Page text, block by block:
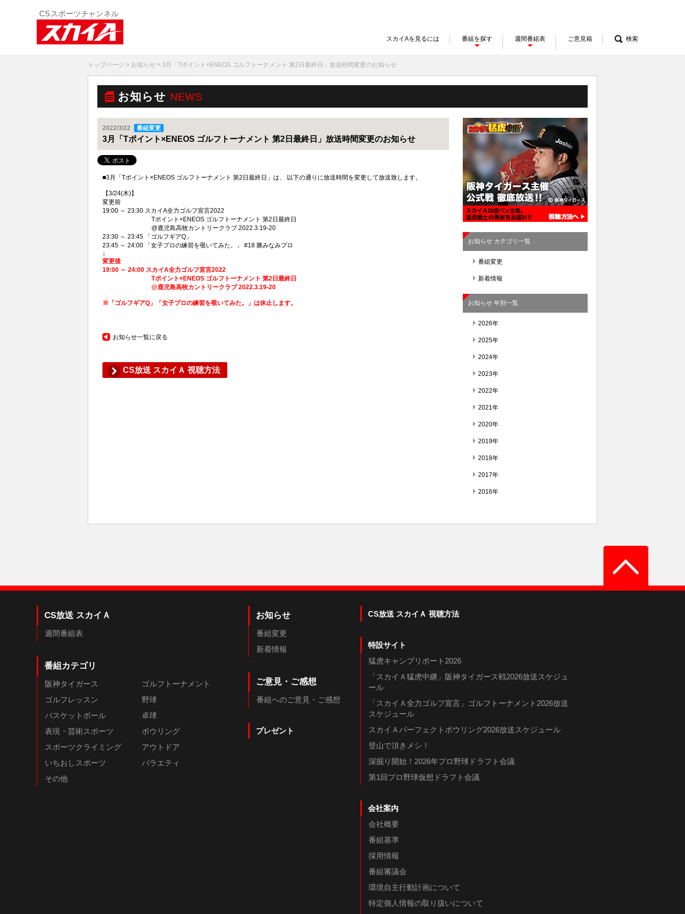
スカイAを見るには 番組を探す 週間番組表 ご意見箱 検索
トップページ > お知らせ > 3月「Tポイント×ENEOS ゴルフトーナメント 第2日最終日」放送時間変更のお知らせ
お知らせ NEWS
2022/3/22 番組変更
3月「Tポイント×ENEOS ゴルフトーナメント 第2日最終日」放送時間変更のお知らせ
■3月「Tポイント×ENEOS ゴルフトーナメント 第2日最終日」は、 以下の通りに放送時間を変更して放送致します。
【3/24(木)】
変更前
19:00 ～ 23:30 スカイA全力ゴルフ宣言2022
Tポイント×ENEOS ゴルフトーナメント 第2日最終日
@鹿児島高牧カントリークラブ 2022.3.19-20
23:30 ～ 23:45 「ゴルフギアQ」
23:45 ～ 24:00 「女子プロの練習を覗いてみた。」 #18 勝みなみプロ
↓
変更後
19:00 ～ 24:00 スカイA全力ゴルフ宣言2022
Tポイント×ENEOS ゴルフトーナメント 第2日最終日
@鹿児島高牧カントリークラブ 2022.3.19-20
※「ゴルフギアQ」「女子プロの練習を覗いてみた。」は休止します。
お知らせ一覧に戻る
CS放送 スカイＡ 視聴方法
お知らせ カテゴリ一覧
番組変更
新着情報
お知らせ 年別一覧
2026年
2025年
2024年
2023年
2022年
2021年
2020年
2019年
2018年
2017年
2016年
CS放送 スカイＡ
週間番組表
番組カテゴリ
阪神タイガース
ゴルフトーナメント
ゴルフレッスン
野球
バスケットボール
卓球
表現・芸術スポーツ
ボウリング
スポーツクライミング
アウトドア
いちおしスポーツ
バラエティ
その他
お知らせ
番組変更
新着情報
ご意見・ご感想
番組へのご意見・ご感想
プレゼント
CS放送 スカイＡ 視聴方法
特設サイト
猛虎キャンプリポート2026
「スカイＡ猛虎中継」阪神タイガース戦2026放送スケジュ
ール
「スカイＡ全力ゴルフ宣言」ゴルフトーナメント2026放送
スケジュール
スカイＡパーフェクトボウリング2026放送スケジュール
登山で頂きメシ！
深掘り開始！2026年プロ野球ドラフト会議
第1回プロ野球仮想ドラフト会議
会社案内
会社概要
番組基準
採用情報
番組審議会
環境自主行動計画について
特定個人情報の取り扱いについて